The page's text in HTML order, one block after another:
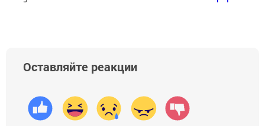
Оставляйте реакции